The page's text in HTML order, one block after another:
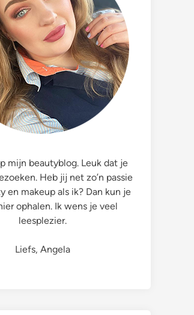
mijn beautyblog. Leuk dat je
Heb jij net zo’n passie
en makeup als ik? Dan kun je
ophalen. Ik wens je veel
leesplezier.
Liefs, Angela